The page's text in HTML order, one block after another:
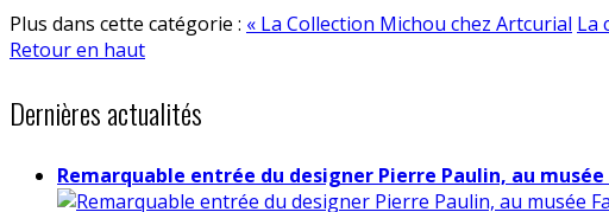
Plus dans cette catégorie : « La Collection Michou chez Artcurial La
Retour en haut
Dernières actualités
Remarquable entrée du designer Pierre Paulin, au